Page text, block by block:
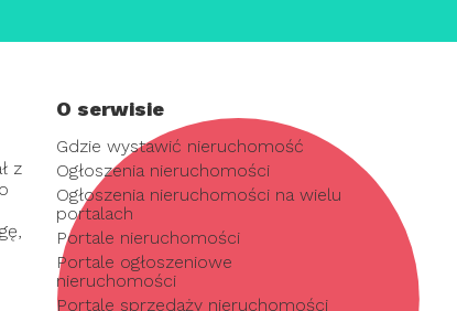
z
O serwisie
Gdzie wystawić nieruchomość
Ogłoszenia nieruchomości
Ogłoszenia nieruchomości na wielu
portalach
Portale nieruchomości
Portale ogłoszeniowe
nieruchomości
Portale sprzedaży nieruchomości